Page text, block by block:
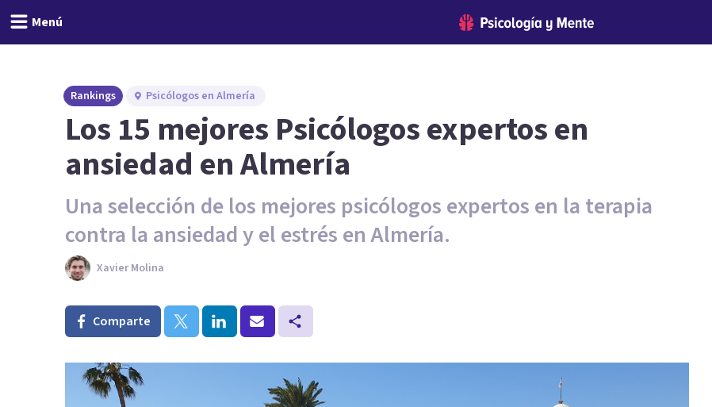
Menú
Rankings Psicólogos en Almería
Los 15 mejores Psicólogos expertos en
ansiedad en Almería
Una selección de los mejores psicólogos expertos en la terapia
contra la ansiedad y el estrés en Almería.
Xavier Molina
Comparte